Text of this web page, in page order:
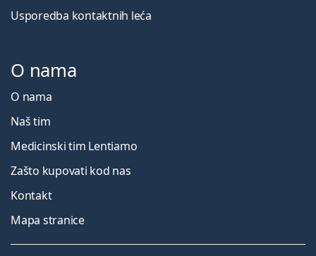
Usporedba kontaktnih leća
O nama
O nama
Naš tim
Medicinski tim Lentiamo
Zašto kupovati kod nas
Kontakt
Mapa stranice